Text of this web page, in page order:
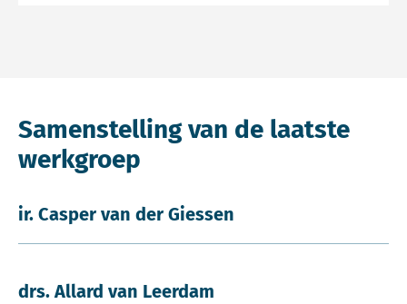
Samenstelling van de laatste
werkgroep
ir. Casper van der Giessen
drs. Allard van Leerdam